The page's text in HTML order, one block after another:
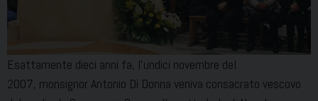
Esattamente dieci anni fa, l’undici novembre del
2007, monsignor Antonio Di Donna veniva consacrato vescovo